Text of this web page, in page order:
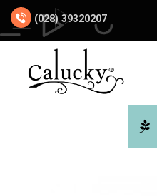
Chuyển
đến
nội
(028) 39320207